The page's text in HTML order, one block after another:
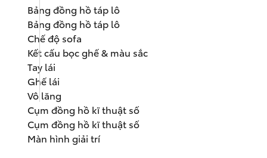
Bảng đồng hồ táp lô
Bảng đồng hồ táp lô
Chế độ sofa
Kết cấu bọc ghế & màu sắc
Tay lái
Ghế lái
Vô lăng
Cụm đồng hồ kĩ thuật số
Cụm đồng hồ kĩ thuật số
Màn hình giải trí